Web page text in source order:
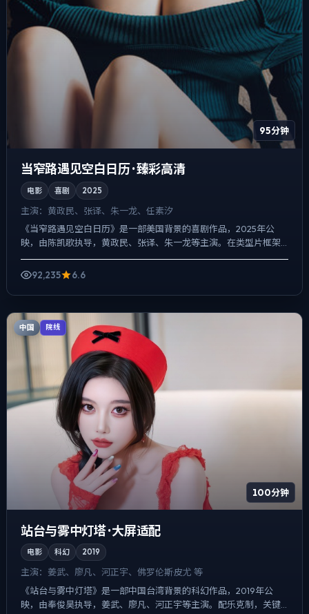
95分钟
当窄路遇见空白日历 · 臻彩高清
电影 喜剧 2025
主演： 黄政民、张译、朱一龙、任素汐
《当窄路遇见空白日历》是一部美国背景的喜剧作品，2025年公
映，由陈凯歌执导，黄政民、张译、朱一龙等主演。在类型片框架
92,235
6.6
中国 院线
100分钟
站台与雾中灯塔 · 大屏适配
电影 科幻 2019
主演： 姜武、廖凡、河正宇、佛罗伦斯·皮尤 等
《站台与雾中灯塔》是一部中国台湾背景的科幻作品，2019年公
映，由奉俊昊执导，姜武、廖凡、河正宇等主演。配乐克制，关键